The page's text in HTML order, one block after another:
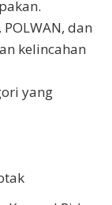
dan
kelincahan
yang